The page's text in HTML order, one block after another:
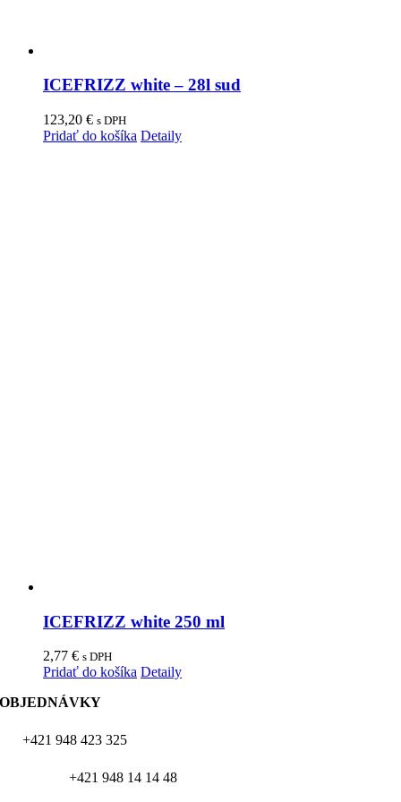
ICEFRIZZ white – 28l sud
123,20 € s DPH
Pridať do košíka Detaily
ICEFRIZZ white 250 ml
2,77 € s DPH
Pridať do košíka Detaily
OBJEDNÁVKY
+421 948 423 325
+421 948 14 14 48